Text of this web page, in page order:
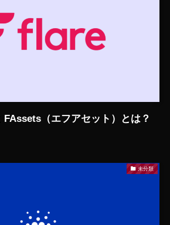
FAssets（エフアセット）とは？
未分類